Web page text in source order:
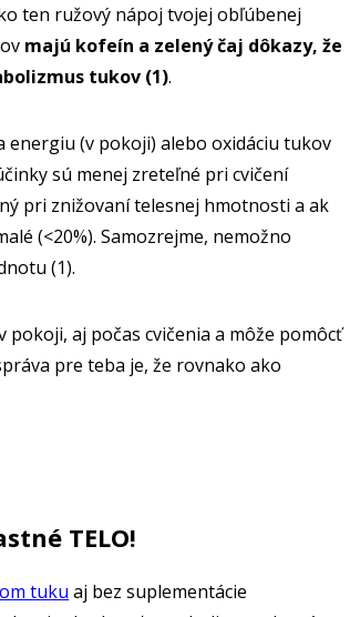
ten ružový nápoj tvojej obľúbenej
majú kofeín a zelený čaj dôkazy, že
tukov (1).
energiu (v pokoji) alebo oxidáciu tukov
sú menej zreteľné pri cvičení
pri znižovaní telesnej hmotnosti a ak
(<20%). Samozrejme, nemožno
(1).
aj počas cvičenia a môže pomôcť
pre teba je, že rovnako ako
TELO!
tuku aj bez suplementácie